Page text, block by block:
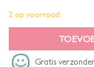
2 op voorraad
Gratis